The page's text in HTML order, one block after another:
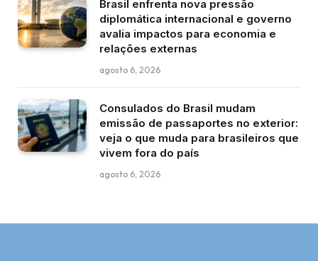
Brasil enfrenta nova pressão
diplomática internacional e governo
avalia impactos para economia e
relações externas
agosto 6, 2026
Consulados do Brasil mudam
emissão de passaportes no exterior:
veja o que muda para brasileiros que
vivem fora do país
agosto 6, 2026